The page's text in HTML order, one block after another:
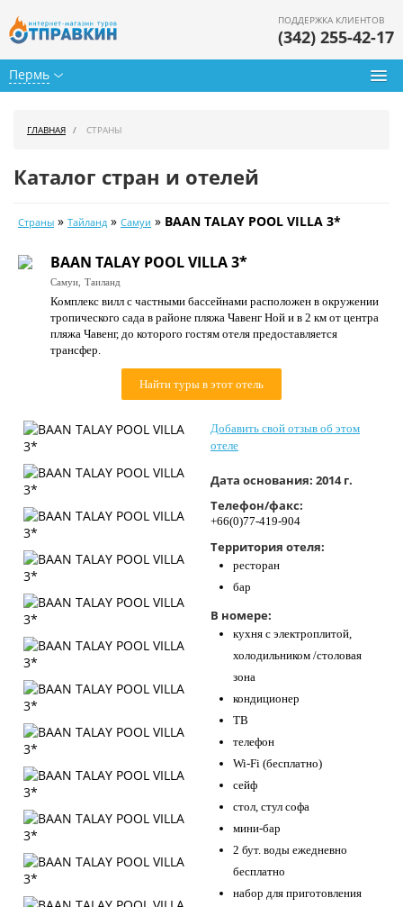
Пермь
ПОДДЕРЖКА КЛИЕНТОВ
(342) 255-42-17
Календарь туров
Цены дня
Страны
Как купить
Контакты
ГЛАВНАЯ СТРАНЫ
Каталог стран и отелей
Страны » Тайланд » Самуи » BAAN TALAY POOL VILLA 3*
BAAN TALAY POOL VILLA 3*
Самуи, Таиланд
Комплекс вилл с частными бассейнами расположен в окружении
тропического сада в районе пляжа Чавенг Ной и в 2 км от центра
пляжа Чавенг, до которого гостям отеля предоставляется
трансфер.
Найти туры в этот отель
Добавить свой отзыв об этом
отеле
Дата основания: 2014 г.
Телефон/факс:
+66(0)77-419-904
Территория отеля:
ресторан
бар
В номере:
кухня с электроплитой,
холодильником /столовая
зона
кондиционер
ТВ
телефон
Wi-Fi (бесплатно)
сейф
стол, стул софа
мини-бар
2 бут. воды ежедневно
бесплатно
набор для приготовления